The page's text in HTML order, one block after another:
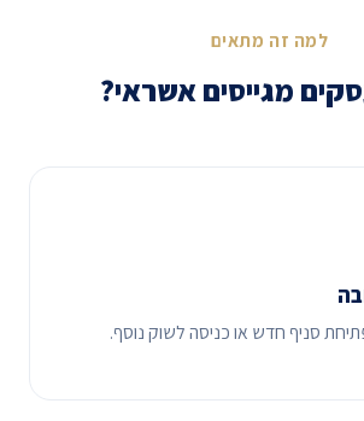
למה זה מתאים
מגייסים אשראי?
סניף חדש או כניסה לשוק נוסף.